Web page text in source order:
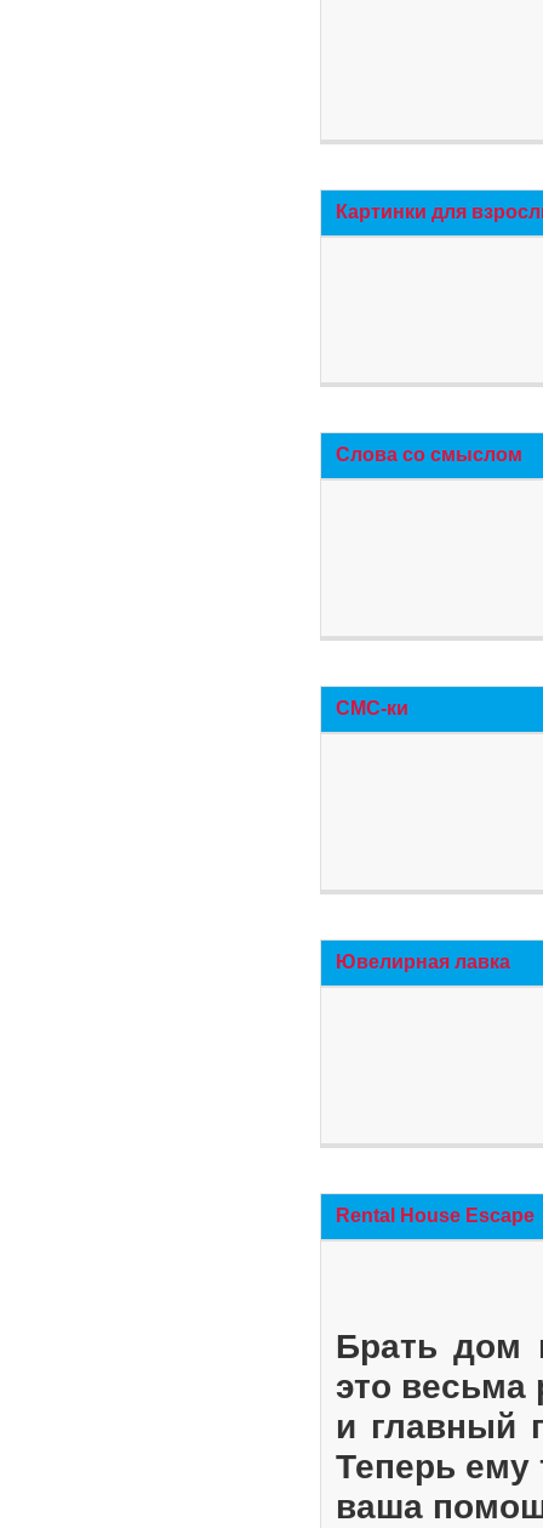
Картинки для
Слова со смыслом
СМС-ки
Ювелирная лавка
Rental House Escape
Брать дом
это весьма
и главный
Теперь ему
ваша